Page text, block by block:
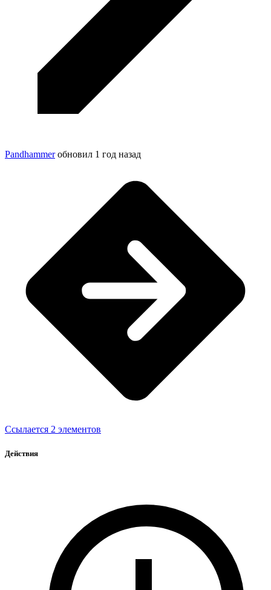
Pandhammerобновил 1 год назад
Ссылается 2 элементов
Действия